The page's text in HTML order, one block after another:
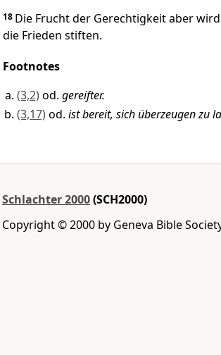
18 Die Frucht der Gerechtigkeit aber
die Frieden stiften.
Footnotes
(3,2)od. gereifter.
(3,17)od. ist bereit, sich überzeugen zu
Schlachter 2000(SCH2000)
Copyright © 2000 by Geneva Bible